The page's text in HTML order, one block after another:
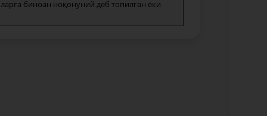
биноан ноқонуний деб топилган ёки